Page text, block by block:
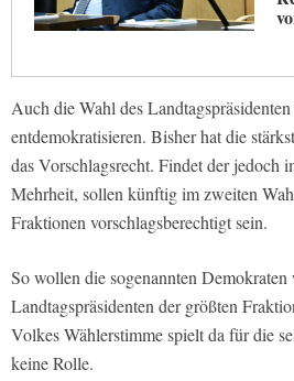
Auch die Wahl des
entdemokratisieren. Bisher hat die
das Vorschlagsrecht. Findet der jedoch
Mehrheit, sollen künftig im zweiten
Fraktionen vorschlagsberechtigt sein.
So wollen die sogenannten
Landtagspräsidenten der größten
Volkes Wählerstimme spielt da für die
keine Rolle.